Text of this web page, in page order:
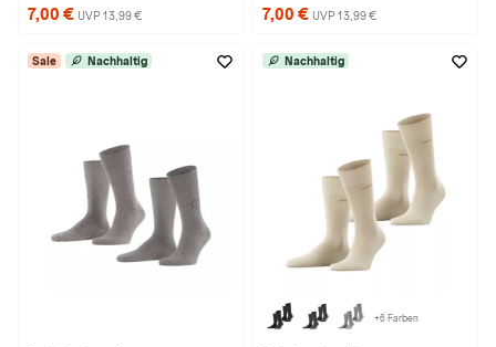
7,00 € UVP 13,99 € 7,00 € UVP 13,99 €
Sale Nachhaltig Nachhaltig
+6 Farben